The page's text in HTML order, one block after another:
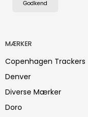
Godkend
MÆRKER
Copenhagen Trackers
Denver
Diverse Mærker
Doro